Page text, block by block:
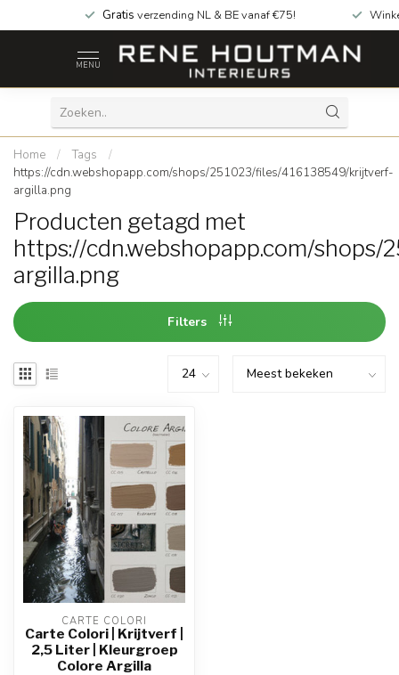
Gratis verzending NL & BE vanaf €75!
MENU
Home / Tags
/
https://cdn.webshopapp.com/shops/251023/files/416138549/krijtverf-
argilla.png
Producten getagd met
https://cdn.webshopapp.com/
argilla.png
Filters
CARTE COLORI
Carte Colori | Krijtverf |
2,5 Liter | Kleurgroep
Colore Argilla